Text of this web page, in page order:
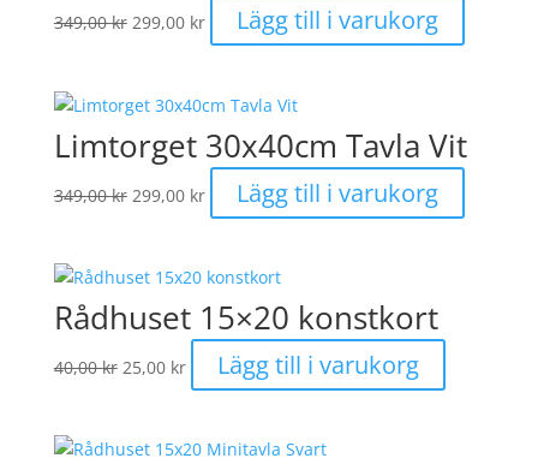
349,00kr Det
ursprungliga
var:
299,00 kr
nuvarande
Lägg till i varukorg
Limtorget 30x40cm Tavla Vit
349,00kr Det
ursprungliga
var:
299,00 kr
nuvarande
är:
Lägg till i varukorg
Rådhuset 15×20 konstkort
40,00kr Det
ursprungliga
var:
25,00 kr
nuvarande
är:
Lägg till i varukorg